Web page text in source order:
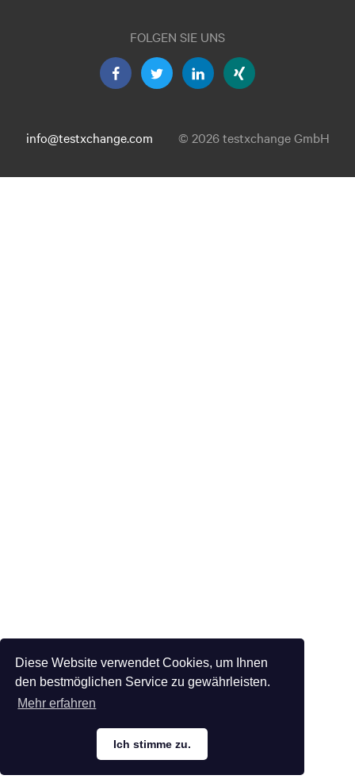
Diese Website verwendet Cookies, um Ihnen
den bestmöglichen Service zu gewährleisten.
Mehr erfahren
Ich stimme zu.
FOLGEN SIE UNS
info@testxchange.com © 2026 testxchange GmbH